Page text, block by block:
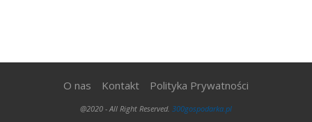
O nas Kontakt Polityka Prywatności
@2020 - All Right Reserved. 300gospodarka.pl